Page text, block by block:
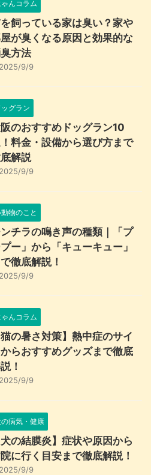
ゃんコラム
飼っている家は臭い？家や
が臭くなる原因と効果的な
方法
2025/9/9
ッグラン
のおすすめドッグラン10
料金・設備から選び方まで
解説
2025/9/9
物のこと
チラの鳴き声の種類｜「プ
ー」から「キューキュー」
徹底解説！
2025/9/9
ゃんコラム
猫の暑さ対策】熱中症のサイ
らおすすめグッズまで徹底
！
2025/9/9
病気・健康
犬の結膜炎】症状や原因から
に行く目安まで徹底解説！
2025/9/9